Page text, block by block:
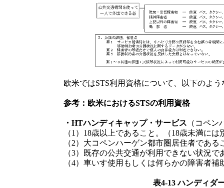
欧米ではSTS利用資格について、以下のよう
参考：欧米におけるSTSの利用資格
・HTハンディキャップ・サービス （コペン
（1）18歳以上であること。（18歳未満には
（2）大コペンハーゲン都市圏居住者である
（3）既存の公共交通が利用できない状況で
（4）車いす使用もしくは何らかの障害者
表4-13 ハンディダ